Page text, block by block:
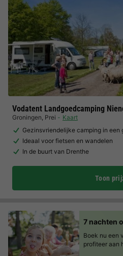
Vodatent Landgoedcamping
Groningen, Prei
Kaart
Gezinsvriendelijke camping in een
Ideaal voor fietsen en wandelen
In de buurt van Drenthe
Toon
7 nachten
Boek nu een
profiteer aan